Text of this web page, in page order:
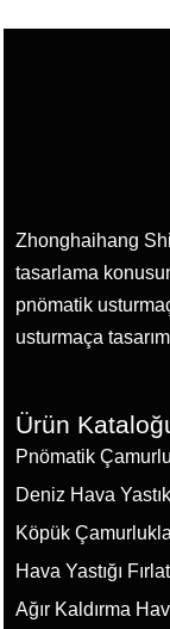
Zhonghaihang
tasarlama
pnömatik
usturmaça
Ürün
Pnömatik
Deniz Hava
Köpük
Hava Yastığı
Ağır Kaldırma